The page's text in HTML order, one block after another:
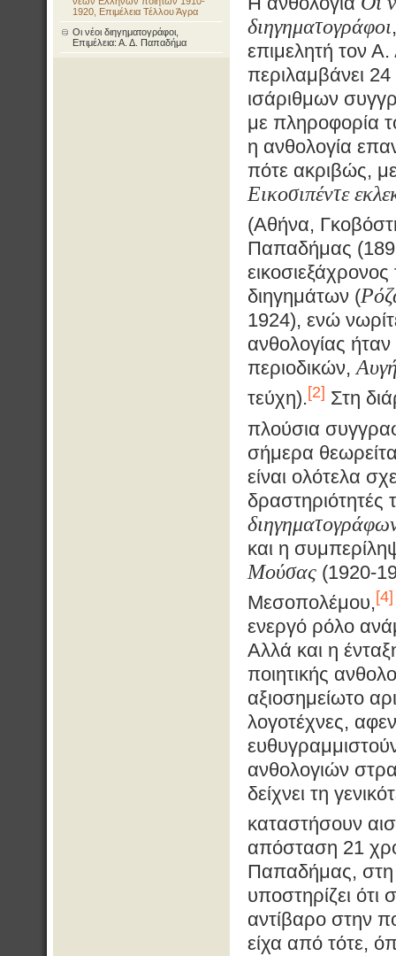
1920, Επιμέλεια Τέλλου Άγρα
Οι νέοι διηγηματογράφοι,
Επιμέλεια: Α. Δ. Παπαδήμα
διηγηματογράφοι
επιμελητή τον
περιλαμβάνει
ισάριθμων
με πληροφορία
η ανθολογία
πότε ακριβώς, με
Εικοσιπέντε
(Αθήνα,
Παπαδήμας
διηγημάτων (
1924), ενώ
ανθολογίας
περιοδικών,
τεύχη).[2] Στη
πλούσια
σήμερα
είναι ολότελα
και η
Μούσας (1920-
Μεσοπολέμου,[4]
ενεργό ρόλο
Αλλά και η
ποιητικής
αξιοσημείωτο
λογοτέχνες,
ανθολογιών
δείχνει τη
καταστήσουν
απόσταση 21
Παπαδήμας, στη
υποστηρίζει
αντίβαρο στην
είχα από τότε,